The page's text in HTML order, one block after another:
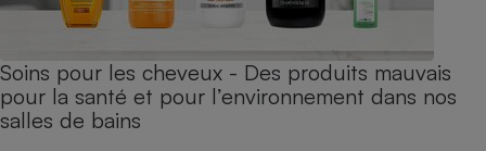
Soins pour les cheveux - Des produits mauvais
pour la santé et pour l’environnement dans nos
salles de bains